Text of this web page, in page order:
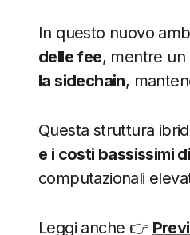
In questo nuovo
delle fee, mentre un
la sidechain,
Questa struttura
e i costi bassissimi
computazionali
Leggi anche 👉